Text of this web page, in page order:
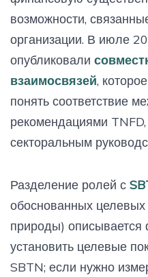
возможности,
организации. В июле
опубликовали
взаимосвязей,
понять соответствие
рекомендациями
секторальным
Разделение ролей с
обоснованных целевых
природы)
установить целевые
SBTN; если нужно